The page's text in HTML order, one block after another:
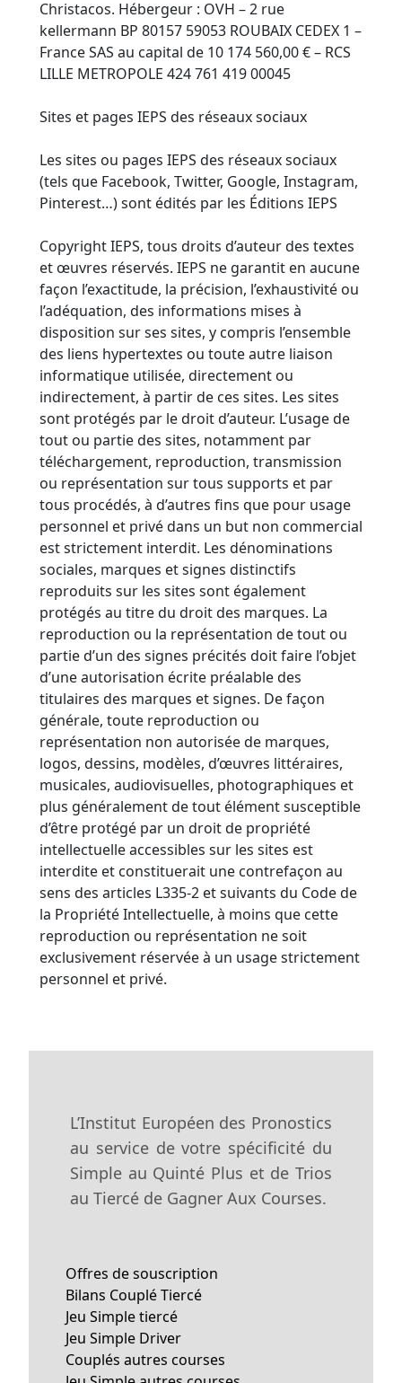
Christacos. Hébergeur : OVH – 2 rue
kellermann BP 80157 59053 ROUBAIX CEDEX 1 –
France SAS au capital de 10 174 560,00 € – RCS
LILLE METROPOLE 424 761 419 00045
Sites et pages IEPS des réseaux sociaux
Les sites ou pages IEPS des réseaux sociaux
(tels que Facebook, Twitter, Google, Instagram,
Pinterest…) sont édités par les Éditions IEPS
Copyright IEPS, tous droits d’auteur des textes
et œuvres réservés. IEPS ne garantit en aucune
façon l’exactitude, la précision, l’exhaustivité ou
l’adéquation, des informations mises à
disposition sur ses sites, y compris l’ensemble
des liens hypertextes ou toute autre liaison
informatique utilisée, directement ou
indirectement, à partir de ces sites. Les sites
sont protégés par le droit d’auteur. L’usage de
tout ou partie des sites, notamment par
téléchargement, reproduction, transmission
ou représentation sur tous supports et par
tous procédés, à d’autres fins que pour usage
personnel et privé dans un but non commercial
est strictement interdit. Les dénominations
sociales, marques et signes distinctifs
reproduits sur les sites sont également
protégés au titre du droit des marques. La
reproduction ou la représentation de tout ou
partie d’un des signes précités doit faire l’objet
d’une autorisation écrite préalable des
titulaires des marques et signes. De façon
générale, toute reproduction ou
représentation non autorisée de marques,
logos, dessins, modèles, d’œuvres littéraires,
musicales, audiovisuelles, photographiques et
plus généralement de tout élément susceptible
d’être protégé par un droit de propriété
intellectuelle accessibles sur les sites est
interdite et constituerait une contrefaçon au
sens des articles L335-2 et suivants du Code de
la Propriété Intellectuelle, à moins que cette
reproduction ou représentation ne soit
exclusivement réservée à un usage strictement
personnel et privé.
L’Institut Européen des Pronostics
au service de votre spécificité du
Simple au Quinté Plus et de Trios
au Tiercé de Gagner Aux Courses.
Offres de souscription
Bilans Couplé Tiercé
Jeu Simple tiercé
Jeu Simple Driver
Couplés autres courses